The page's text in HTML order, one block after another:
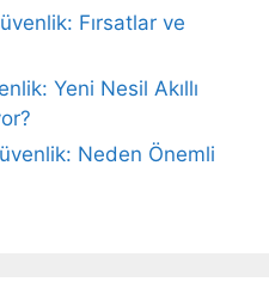
Fırsatlar ve
Yeni Nesil Akıllı
Neden Önemli